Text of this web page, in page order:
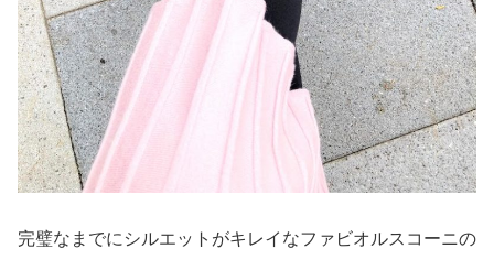
完璧なまでにシルエットがキレイなファビオルスコーニの